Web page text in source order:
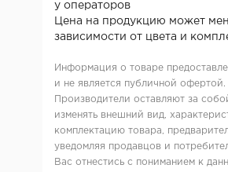
у операторов
Цена на продукцию может
зависимости от цвета и
Информация о товаре
и не является публичной офертой.
Производители оставляют за
изменять внешний вид,
комплектацию товара,
уведомляя продавцов и
Вас отнестись с пониманием к